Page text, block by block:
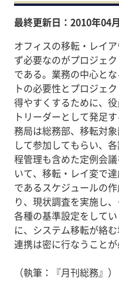
最終更新日：2010年04
オフィスの移転・レイ
ず必要なのがプロジェ
である。業務の中心と
トの必要性とプロジェ
得やすくするために、
トリーダーとして発足
務局は総務部、移転対
して参加してもらい、
程管理も含めた定例会
いて、移転・レイ変で
であるスケジュールの
り、現状調査を実施し
各種の基準設定をして
に、システム移転が絡
連携は密に行なうことが
（執筆：『月刊総務』）